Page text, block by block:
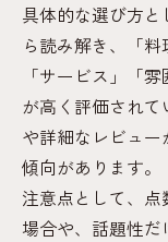
び
愛知県
口コミ
ント
実際の
行列や
具体的な選び方
ら読み解き、「
「サービス」「
が高く評価され
や詳細なレビュ
傾向があります。
注意点として、
場合や、話題性